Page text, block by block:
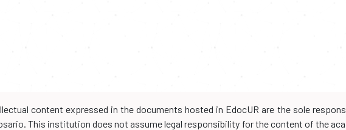
content expressed in the documents hosted in EdocUR are the sole
This institution does not assume legal responsibility for the content of the